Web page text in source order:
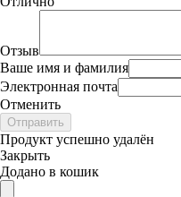
Отзыв
Ваше имя и фамилия
Электронная почта
Отменить
Отправить
Продукт успешно удалён
Закрыть
Додано в кошик